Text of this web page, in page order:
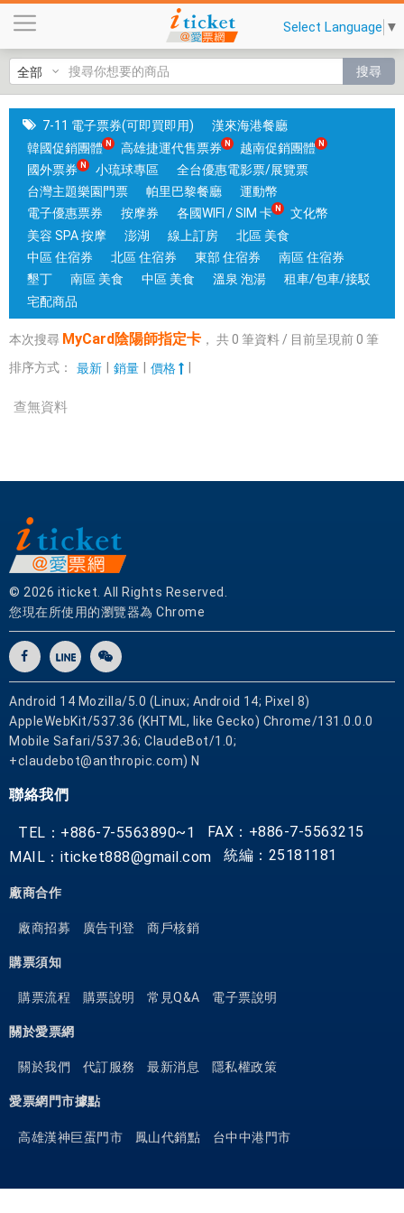
C
a
r
d
陰
陽
師
指
定
卡
中
和
Select Language ▼
搜尋
7-11 電子票券(可即買即用)
漢來海港餐廳
韓國促銷團體
高雄捷運代售票券
越南促銷團體
國外票券
小琉球專區
全台優惠電影票/展覽票
台灣主題樂園門票
帕里巴黎餐廳
運動幣
電子優惠票券
按摩券 各國WIFI / SIM 卡
文化幣
美容 SPA 按摩
澎湖 線上訂房
北區 美食
中區 住宿券
北區 住宿券 東部 住宿券
南區 住宿券
墾丁
南區 美食 中區 美食 溫泉 泡湯
租車/包車/接駁
宅配商品
本次搜尋 MyCard陰陽師指定卡 ， 共0 筆資料 / 目前呈現前0 筆
排序方式：
最新 銷量 價格
查無資料
© 2026 iticket. All Rights Reserved.
您現在所使用的瀏覽器為 Chrome
Android 14 Mozilla/5.0 (Linux; Android 14; Pixel 8)
AppleWebKit/537.36 (KHTML, like Gecko) Chrome/131.0.0.0
Mobile Safari/537.36; ClaudeBot/1.0;
+claudebot@anthropic.com) N
聯絡我們
TEL：+886-7-5563890~1
FAX：+886-7-5563215
MAIL：iticket888@gmail.com
統編：25181181
廠商合作
廠商招募 廣告刊登 商戶核銷
購票須知
購票流程 購票說明 常見Q&A 電子票說明
關於愛票網
關於我們 代訂服務 最新消息 隱私權政策
愛票網門市據點
高雄漢神巨蛋門市 鳳山代銷點 台中中港門市